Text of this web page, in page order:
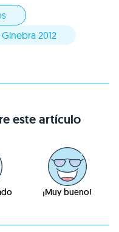
2012
este artículo
¡Muy bueno!